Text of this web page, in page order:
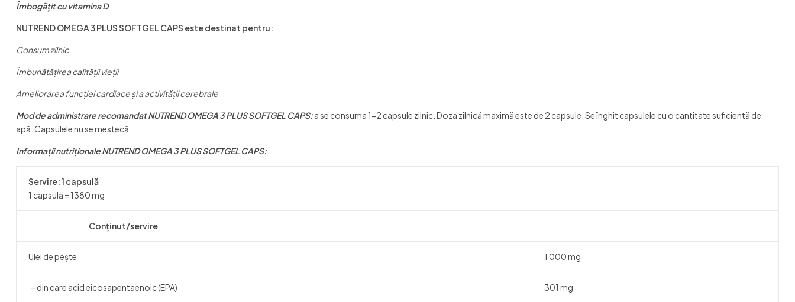
Îmbogăţit cu vitamina D
NUTREND OMEGA 3 PLUS SOFTGEL CAPS este destinat pentru:
Consum zilnic
Îmbunătățirea calității vieții
Ameliorarea funcției cardiace și a activității cerebrale
Mod de administrare recomandat NUTREND OMEGA 3 PLUS SOFTGEL CAPS:a se consuma 1-2 capsule zilnic. Doza zilnică maximă este de 2 capsule. Se înghit capsulele cu o cantitate suficientă de
apă. Capsulele nu se mestecă.
Informații nutriționale NUTREND OMEGA 3 PLUS SOFTGEL CAPS:
Servire: 1 capsulă
1 capsulă = 1380 mg
Conținut/servire
Ulei de pește 1 000 mg
– din care acid eicosapentaenoic (EPA) 301 mg